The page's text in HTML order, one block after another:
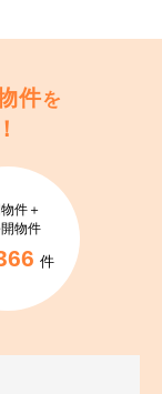
件を
件＋
物件
件